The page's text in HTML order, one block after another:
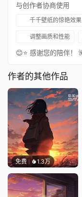
与创作者协商使用
千千壁纸的惊艳效果
调整画质和性能
作者的其他作品
免费 1.3万